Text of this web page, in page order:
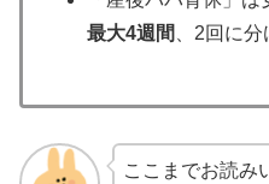
最大4週間
、2回に
ここまでお読み